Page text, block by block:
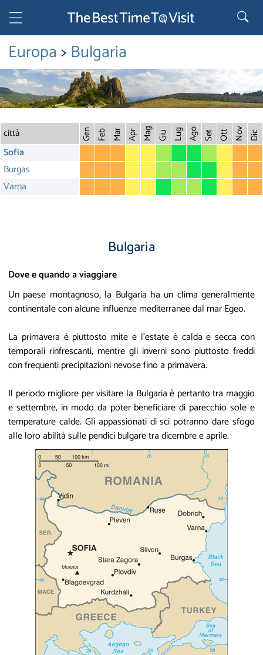
Europa>Bulgaria
città Gen Feb Mar Apr Mag Giu Lug Ago Set Ott Nov Dic
Sofia
Burgas
Varna
Bulgaria
Dove e quando a viaggiare
Un paese montagnoso, la Bulgaria ha un clima generalmente
continentale con alcune influenze mediterranee dal mar Egeo.
La primavera è piuttosto mite e l'estate è calda e secca con
temporali rinfrescanti, mentre gli inverni sono piuttosto freddi
con frequenti precipitazioni nevose fino a primavera.
Il periodo migliore per visitare la Bulgaria è pertanto tra maggio
e settembre, in modo da poter beneficiare di parecchio sole e
temperature calde. Gli appassionati di sci potranno dare sfogo
alle loro abilità sulle pendici bulgare tra dicembre e aprile.